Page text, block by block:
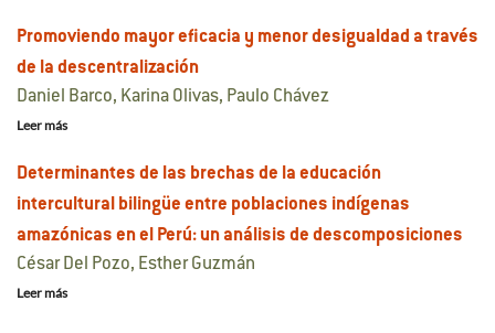
Promoviendo mayor eficacia y menor desigualdad a través
de la descentralización
Daniel Barco, Karina Olivas, Paulo Chávez
Leer más
Determinantes de las brechas de la educación
intercultural bilingüe entre poblaciones indígenas
amazónicas en el Perú: un análisis de descomposiciones
César Del Pozo, Esther Guzmán
Leer más